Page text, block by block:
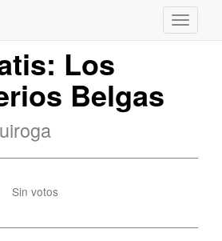
Los
Belgas
Sin votos